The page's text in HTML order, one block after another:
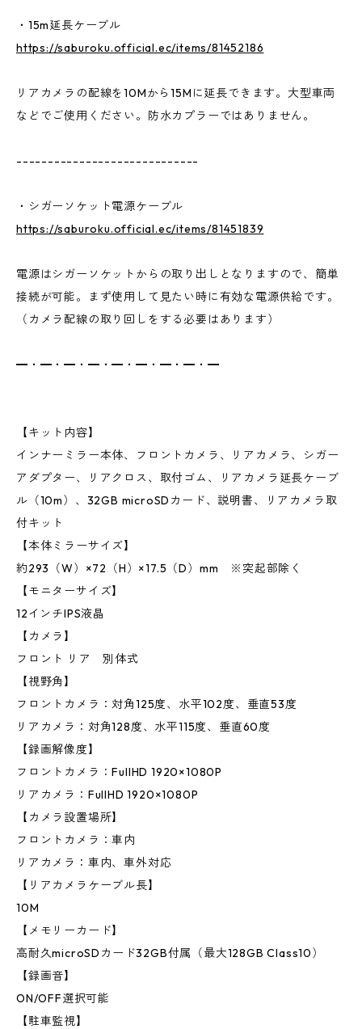
・15m延長ケーブル
https://saburoku.official.ec/items/81452186
リアカメラの配線を10Mから15Mに延長できます。大型車両
などでご使用ください。防水カプラーではありません。
-----------------------------
・シガーソケット電源ケーブル
https://saburoku.official.ec/items/81451839
電源はシガーソケットからの取り出しとなりますので、簡単
接続が可能。まず使用して見たい時に有効な電源供給です。
（カメラ配線の取り回しをする必要はあります）
━・━・━・━・━・━・━・━・━
【キット内容】
インナーミラー本体、フロントカメラ、リアカメラ、シガー
アダプター、リアクロス、取付ゴム、リアカメラ延長ケーブ
ル（10m）、32GB microSDカード、説明書、リアカメラ取
付キット
【本体ミラーサイズ】
約293（W）×72（H）×17.5（D）mm ※突起部除く
【モニターサイズ】
12インチIPS液晶
【カメラ】
フロント リア 別体式
【視野角】
フロントカメラ：対角125度、水平102度、垂直53度
リアカメラ：対角128度、水平115度、垂直60度
【録画解像度】
フロントカメラ：FullHD 1920×1080P
リアカメラ：FullHD 1920×1080P
【カメラ設置場所】
フロントカメラ：車内
リアカメラ：車内、車外対応
【リアカメラケーブル長】
10M
【メモリーカード】
高耐久microSDカード32GB付属（最大128GB Class10）
【録画音】
ON/OFF選択可能
【駐車監視】